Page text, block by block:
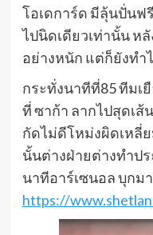
โอเดการ์ด มีลุ้นปั่นฟ
ไปนิดเดียวเท่านั้น ห
อย่างหนัก แต่ก็ยังทำ
กระทั่งนาทีที่85 ทีมเ
ที่ ซาก้า ลากไปสุดเส้
กัดไม่ดีโหม่งผิดเหลี่ย
นั้นต่างฝ่ายต่างทำป
นาทีอาร์เซนอล บุกม
https://